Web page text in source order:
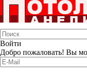
Войти
Добро пожаловать! Вы